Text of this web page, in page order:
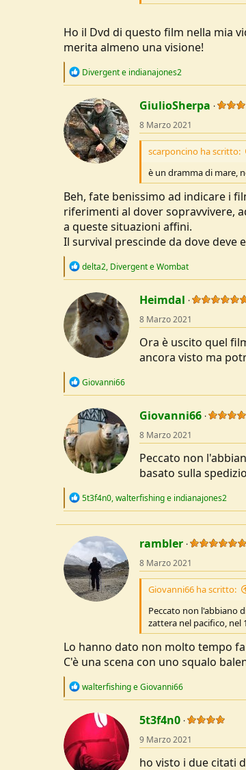
Ho il Dvd di questo film nella mia
merita almeno una visione!
R
c
t
i
o
n
s
Divergente indianajones2
GiulioSherpa
8 Marzo 2021
scarponcino ha scritto:
è un dramma di mare,
Beh, fate benissimo ad indicare i
riferimenti al dover sopravvivere,
a queste situazioni affini.
Il survival prescinde da dove deve
R
c
t
o
n
s
delta2, DivergenteWombat
Heimdal
8 Marzo 2021
Ora è uscito quel
ancora visto ma
R
c
t
i
o
n
s
Giovanni66
Giovanni66
8 Marzo 2021
Peccato non
basato sulla
R
t
o
n
s
:
5t3f4n0,walterfishinge indianajones2
rambler
8 Marzo 2021
Giovanni66 ha scritto:
Peccato non l'abbiano
zattera nel pacifico, nel
Lo hanno dato non molto tempo
C'è una scena con uno squalo
R
c
i
o
n
walterfishingeGiovanni66
5t3f4n0
9 Marzo 2021
ho visto i due citati